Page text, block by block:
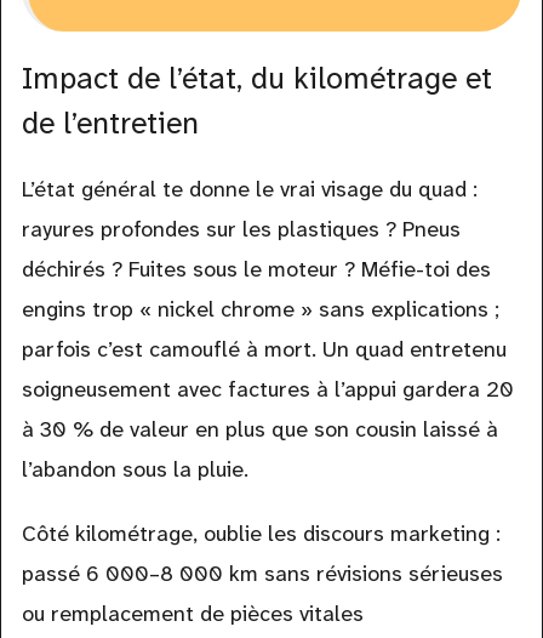
Impact de l’état, du kilométrage et
de l’entretien
L’état général te donne le vrai visage du quad :
rayures profondes sur les plastiques ? Pneus
déchirés ? Fuites sous le moteur ? Méfie-toi des
engins trop « nickel chrome » sans explications ;
parfois c’est camouflé à mort. Un quad entretenu
soigneusement avec factures à l’appui gardera 20
à 30 % de valeur en plus que son cousin laissé à
l’abandon sous la pluie.
Côté kilométrage, oublie les discours marketing :
passé 6 000–8 000 km sans révisions sérieuses
ou remplacement de pièces vitales